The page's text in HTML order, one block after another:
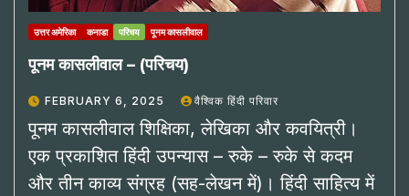
उत्तर अमेरिका कनाडा परिचय पूनम कासलीवाल
पूनम कासलीवाल – (परिचय)
FEBRUARY 6, 2025 वैश्विक हिंदी परिवार
पूनम कासलीवाल शिक्षिका, लेखिका और कवयित्री।
एक प्रकाशित हिंदी उपन्यास – रुके – रुके से कदम
और तीन काव्य संग्रह (सह-लेखन में)। हिंदी साहित्य में